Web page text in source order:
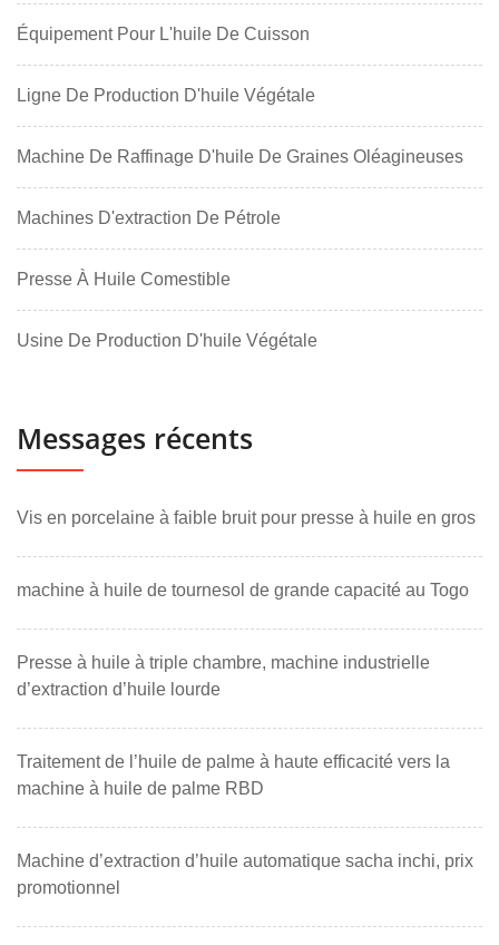
Équipement Pour L'huile De Cuisson
Ligne De Production D'huile Végétale
Machine De Raffinage D'huile De Graines Oléagineuses
Machines D'extraction De Pétrole
Presse À Huile Comestible
Usine De Production D'huile Végétale
Messages récents
Vis en porcelaine à faible bruit pour presse à huile en gros
machine à huile de tournesol de grande capacité au Togo
Presse à huile à triple chambre, machine industrielle
d’extraction d’huile lourde
Traitement de l’huile de palme à haute efficacité vers la
machine à huile de palme RBD
Machine d’extraction d’huile automatique sacha inchi, prix
promotionnel